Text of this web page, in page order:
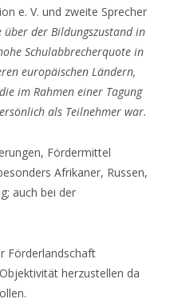
e. V. und zweite Sprecher
über der Bildungszustand in
Schulabbrecherquote in
europäischen Ländern,
im Rahmen einer Tagung
als Teilnehmer war.
Fördermittel
Afrikaner, Russen,
auch bei der
Förderlandschaft
herzustellen da